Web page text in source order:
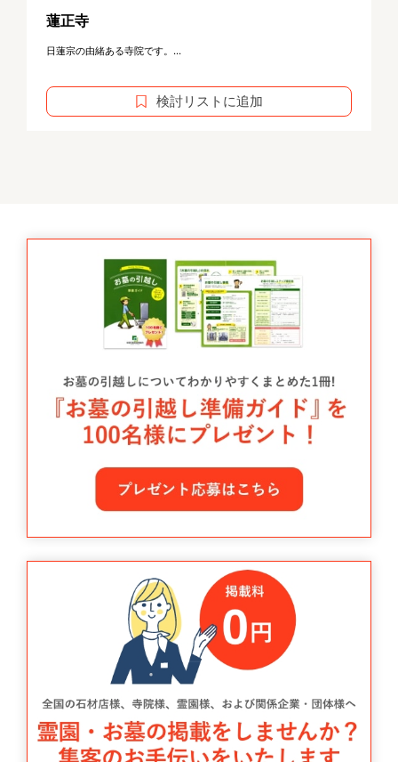
蓮正寺
日蓮宗の由緒ある寺院です。...
検討リストに追加